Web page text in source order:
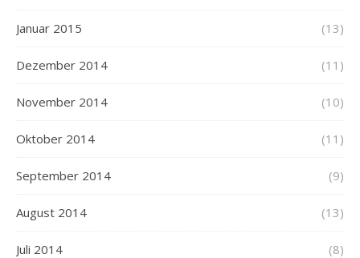
Januar 2015 (13)
Dezember 2014 (11)
November 2014 (10)
Oktober 2014 (11)
September 2014 (9)
August 2014 (13)
Juli 2014 (8)